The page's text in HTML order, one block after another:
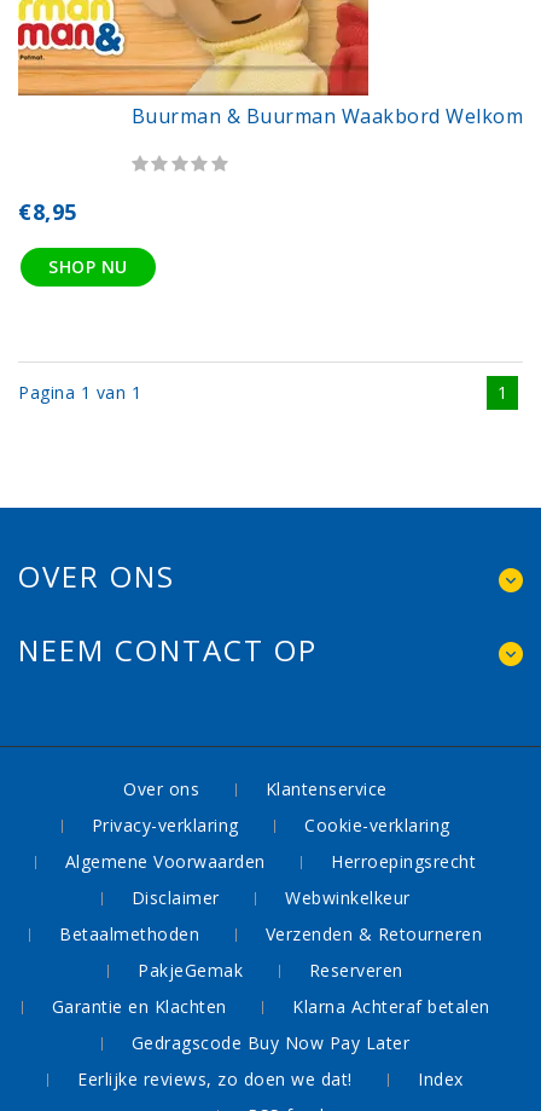
Buurman & Buurman Waakbord Welkom
€8,95
SHOP NU
Pagina 1 van 1 1
OVER ONS
NEEM CONTACT OP
Over ons
Klantenservice
Privacy-verklaring
Cookie-verklaring
Algemene Voorwaarden
Herroepingsrecht
Disclaimer
Webwinkelkeur
Betaalmethoden
Verzenden & Retourneren
PakjeGemak
Reserveren
Garantie en Klachten
Klarna Achteraf betalen
Gedragscode Buy Now Pay Later
Eerlijke reviews, zo doen we dat!
Index